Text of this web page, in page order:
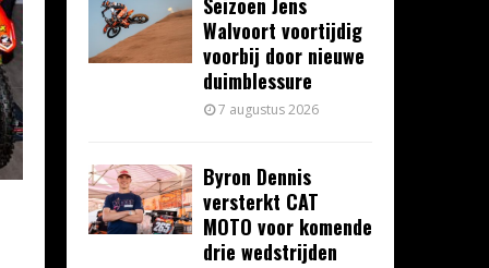
Seizoen Jens
Walvoort voortijdig
voorbij door nieuwe
duimblessure
7 augustus 2026
Byron Dennis
versterkt CAT
MOTO voor komende
drie wedstrijden